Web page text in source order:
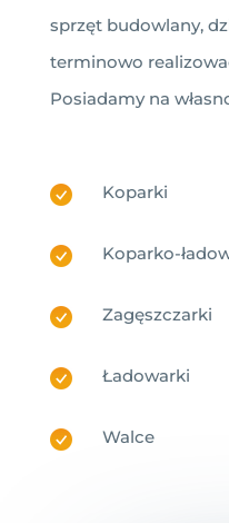
sprzęt budowlany,
terminowo
Posiadamy na
Koparki
Koparko-
Zagęszczarki
Ładowarki
Walce